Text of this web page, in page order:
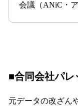
会議（ANiC・ア
■合同会社パレ
元データの改ざん